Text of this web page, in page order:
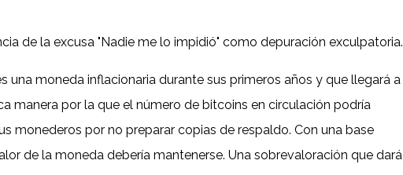
de la excusa "Nadie me lo impidió" como depuración exculpatoria.
una moneda inflacionaria durante sus primeros años y que llegará a
manera por la que el número de bitcoins en circulación podría
monederos por no preparar copias de respaldo. Con una base
de la moneda debería mantenerse. Una sobrevaloración que dará